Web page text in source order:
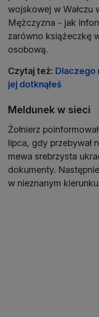
wojskowej w Wałczu
Mężczyzna - jak
zarówno książeczkę
osobową.
Czytaj też: Dlaczego
jej dotknąłeś
Meldunek w sieci
Żołnierz
lipca, gdy przebywał
mewa srebrzysta
dokumenty.
w nieznanym